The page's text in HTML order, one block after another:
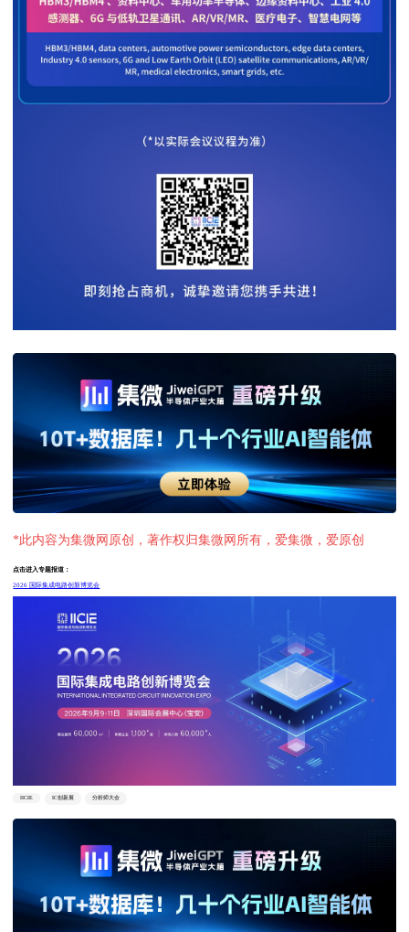
*此内容为集微网原创，著作权归集微网所有，爱集微，爱原创
点击进入专题报道：
2026 国际集成电路创新博览会
IICIE IC创新展 分析师大会